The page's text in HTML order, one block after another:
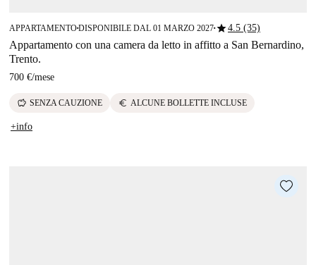
APPARTAMENTO■DISPONIBILE DAL 01 MARZO 2027■star4.5 (35)
Appartamento con una camera da letto in affitto a San Bernardino,
Trento.
700 €/mese
savings SENZA CAUZIONE euro ALCUNE BOLLETTE INCLUSE
+info